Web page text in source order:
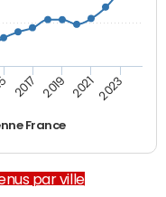
France
2017 2019 2021 2023
par ville